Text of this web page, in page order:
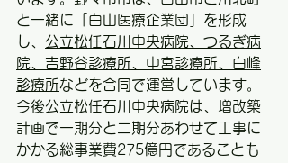
と一緒に「白山医療企業団」を形成
し、 公立松任石川中央病院、つるぎ病
院、吉野谷診療所、中宮診療所、白峰
診療所などを合同で運営しています。
今後公立松任石川中央病院は、増改築
計画で一期分と二期分あわせて工事に
かかる総事業費275億円であることも